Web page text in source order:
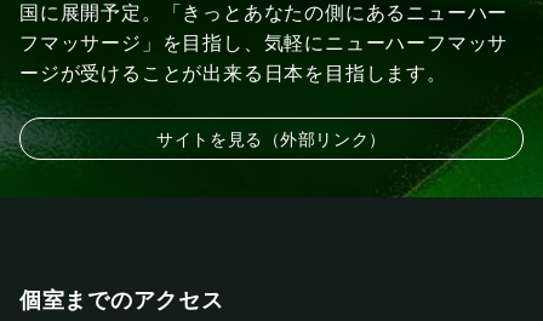
国に展開予定。「きっとあなたの側にあるニューハー
フマッサージ」を目指し、気軽にニューハーフマッサ
ージが受けることが出来る日本を目指します。
サイトを見る（外部リンク）
個室までのアクセス